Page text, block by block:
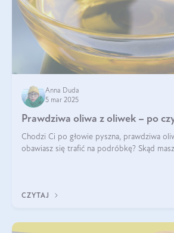
Anna Duda
5 mar 2025
Prawdziwa oliwa z oliwek – po
Chodzi Ci po głowie pyszna, prawdziwa
obawiasz się trafić na podróbkę? Skąd
CZYTAJ